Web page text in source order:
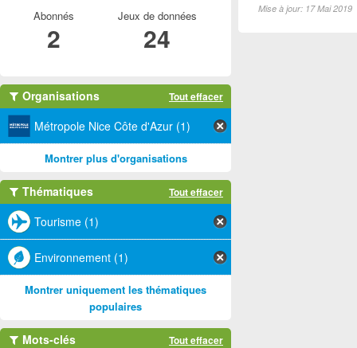
Mise à jour: 17 Mai 2019
Abonnés
2
Jeux de données
24
Organisations Tout effacer
Métropole Nice Côte d'Azur (1)
Montrer plus d'organisations
Thématiques Tout effacer
Tourisme (1)
Environnement (1)
Montrer uniquement les thématiques
populaires
Mots-clés Tout effacer